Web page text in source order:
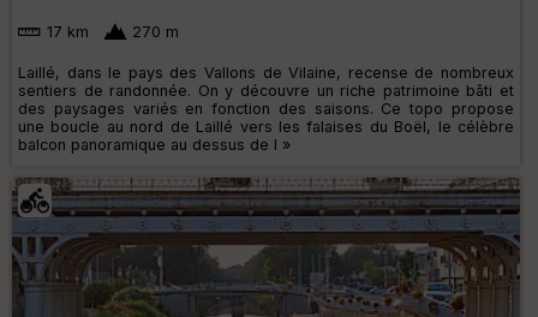
17 km 270 m
Laillé, dans le pays des Vallons de Vilaine, recense de nombreux
sentiers de randonnée. On y découvre un riche patrimoine bâti et
des paysages variés en fonction des saisons. Ce topo propose
une boucle au nord de Laillé vers les falaises du Boël, le célèbre
balcon panoramique au dessus de l »